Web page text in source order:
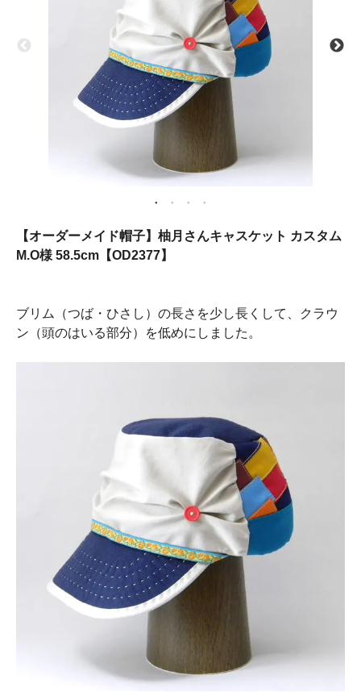
【オーダーメイド帽子】柚月さんキャスケット カスタム
M.O様 58.5cm【OD2377】
ブリム（つば・ひさし）の長さを少し長くして、クラウ
ン（頭のはいる部分）を低めにしました。